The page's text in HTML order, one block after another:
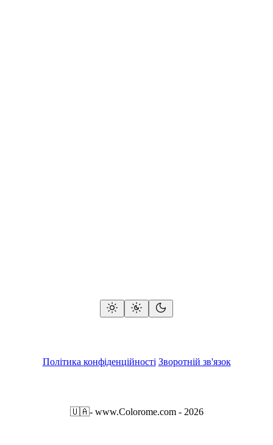
Політика конфіденційності Зворотній зв'язок
🇺🇦- www.Colorome.com - 2026